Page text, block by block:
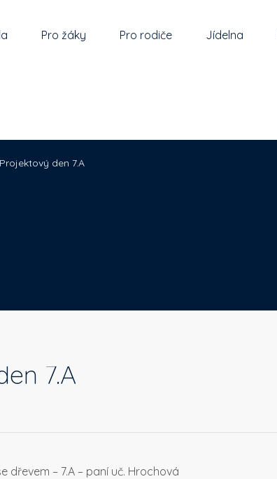
Pro žáky Pro rodiče Jídelna
Projektový den 7.A
7.A
dřevem – 7.A – paní uč. Hrochová